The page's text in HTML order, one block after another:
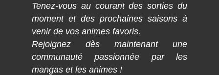
Tenez-vous au courant des sorties du
moment et des prochaines saisons à
venir de vos animes favoris.
Rejoignez dès maintenant une
communauté passionnée par les
mangas et les animes !